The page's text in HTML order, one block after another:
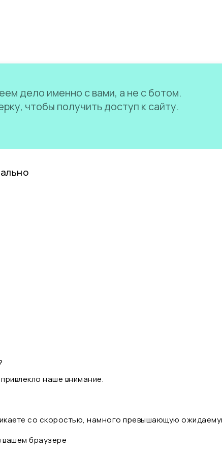
дело именно с вами, а не с ботом.
чтобы получить доступ к сайту.
наше внимание.
со скоростью, намного превышающую
браузере